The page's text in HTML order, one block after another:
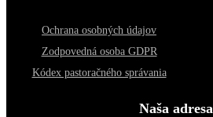
Ochrana osobných údajov
Zodpovedná osoba GDPR
Kódex pastoračného správania
Naša adresa